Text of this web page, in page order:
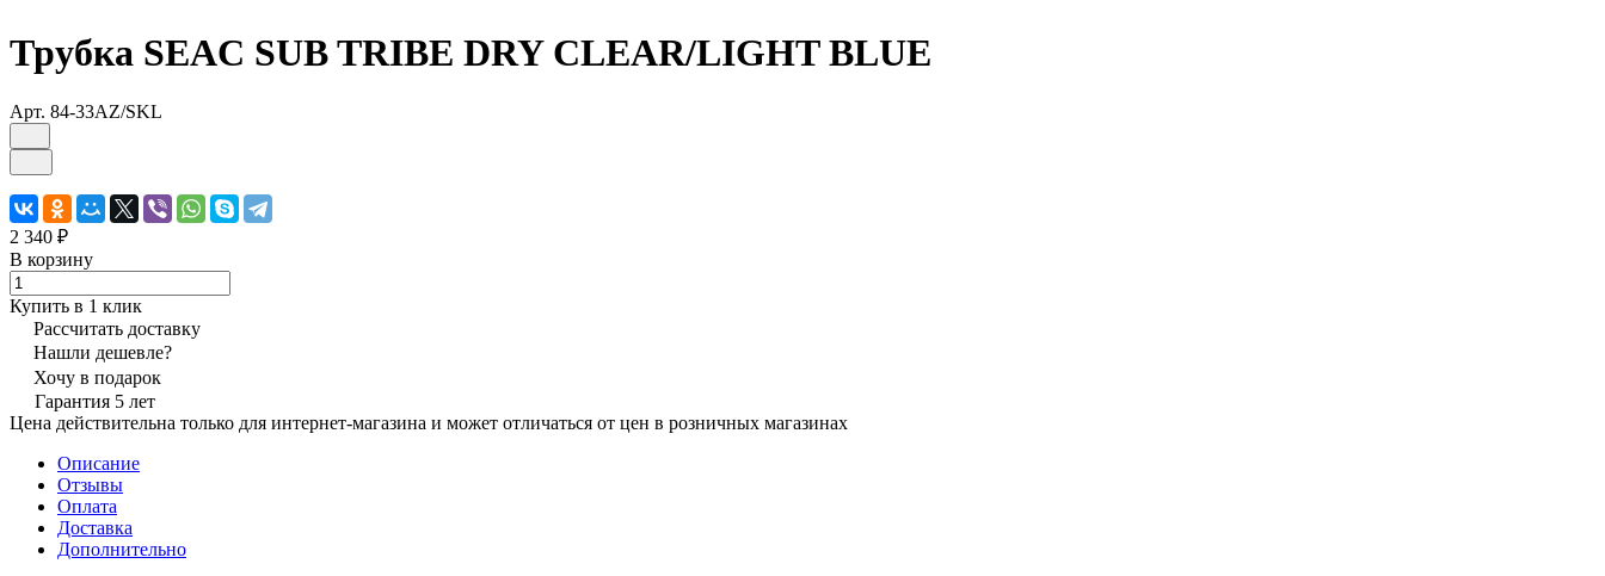
Трубка SEAC SUB TRIBE DRY CLEAR/LIGHT BLUE
Арт. 84-33AZ/SKL
2 340 ₽
В корзину
Купить в 1 клик
Рассчитать доставку
Нашли дешевле?
Хочу в подарок
Гарантия 5 лет
Цена действительна только для интернет-магазина и может отличаться от цен в розничных магазинах
Описание
Отзывы
Оплата
Доставка
Дополнительно